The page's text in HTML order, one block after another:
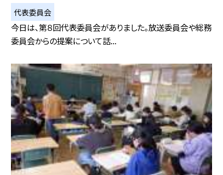
代表委員会
今日は、第８回代表委員会がありました。放送委員会や総務
委員会からの提案について話...